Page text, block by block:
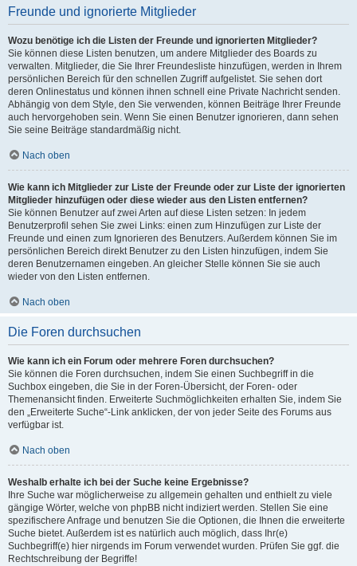
Freunde und ignorierte Mitglieder
Wozu benötige ich die Listen der Freunde und ignorierten Mitglieder?
Sie können diese Listen benutzen, um andere Mitglieder des Boards zu
verwalten. Mitglieder, die Sie Ihrer Freundesliste hinzufügen, werden in Ihrem
persönlichen Bereich für den schnellen Zugriff aufgelistet. Sie sehen dort
deren Onlinestatus und können ihnen schnell eine Private Nachricht senden.
Abhängig von dem Style, den Sie verwenden, können Beiträge Ihrer Freunde
auch hervorgehoben sein. Wenn Sie einen Benutzer ignorieren, dann sehen
Sie seine Beiträge standardmäßig nicht.
Nach oben
Wie kann ich Mitglieder zur Liste der Freunde oder zur Liste der ignorierten
Mitglieder hinzufügen oder diese wieder aus den Listen entfernen?
Sie können Benutzer auf zwei Arten auf diese Listen setzen: In jedem
Benutzerprofil sehen Sie zwei Links: einen zum Hinzufügen zur Liste der
Freunde und einen zum Ignorieren des Benutzers. Außerdem können Sie im
persönlichen Bereich direkt Benutzer zu den Listen hinzufügen, indem Sie
deren Benutzernamen eingeben. An gleicher Stelle können Sie sie auch
wieder von den Listen entfernen.
Nach oben
Die Foren durchsuchen
Wie kann ich ein Forum oder mehrere Foren durchsuchen?
Sie können die Foren durchsuchen, indem Sie einen Suchbegriff in die
Suchbox eingeben, die Sie in der Foren-Übersicht, der Foren- oder
Themenansicht finden. Erweiterte Suchmöglichkeiten erhalten Sie, indem Sie
den „Erweiterte Suche“-Link anklicken, der von jeder Seite des Forums aus
verfügbar ist.
Nach oben
Weshalb erhalte ich bei der Suche keine Ergebnisse?
Ihre Suche war möglicherweise zu allgemein gehalten und enthielt zu viele
gängige Wörter, welche von phpBB nicht indiziert werden. Stellen Sie eine
spezifischere Anfrage und benutzen Sie die Optionen, die Ihnen die erweiterte
Suche bietet. Außerdem ist es natürlich auch möglich, dass Ihr(e)
Suchbegriff(e) hier nirgends im Forum verwendet wurden. Prüfen Sie ggf. die
Rechtschreibung der Begriffe!